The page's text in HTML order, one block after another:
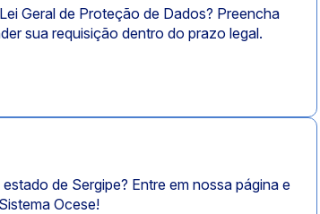
Geral de Proteção de Dados? Preencha
sua requisição dentro do prazo legal.
de Sergipe? Entre em nossa página e
Ocese!